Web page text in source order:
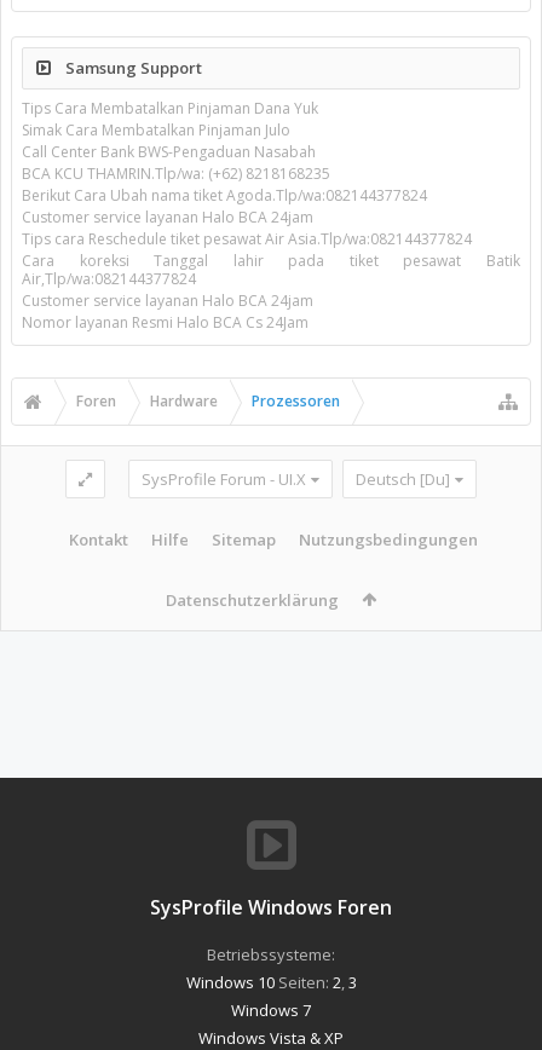
Samsung Support
Tips Cara Membatalkan Pinjaman Dana Yuk
Simak Cara Membatalkan Pinjaman Julo
Call Center Bank BWS-Pengaduan Nasabah
BCA KCU THAMRIN.Tlp/wa: (+62) 8218168235
Berikut Cara Ubah nama tiket Agoda.Tlp/wa:082144377824
Customer service layanan Halo BCA 24jam
Tips cara Reschedule tiket pesawat Air Asia.Tlp/wa:082144377824
Cara koreksi Tanggal lahir pada tiket pesawat Batik
Air,Tlp/wa:082144377824
Customer service layanan Halo BCA 24jam
Nomor layanan Resmi Halo BCA Cs 24Jam
Foren Hardware Prozessoren
SysProfile Forum - UI.X Deutsch [Du]
Kontakt Hilfe Sitemap Nutzungsbedingungen
Datenschutzerklärung
SysProfile Windows Foren
Betriebssysteme:
Windows 10Seiten: 2 3
Windows 7
Windows Vista & XP